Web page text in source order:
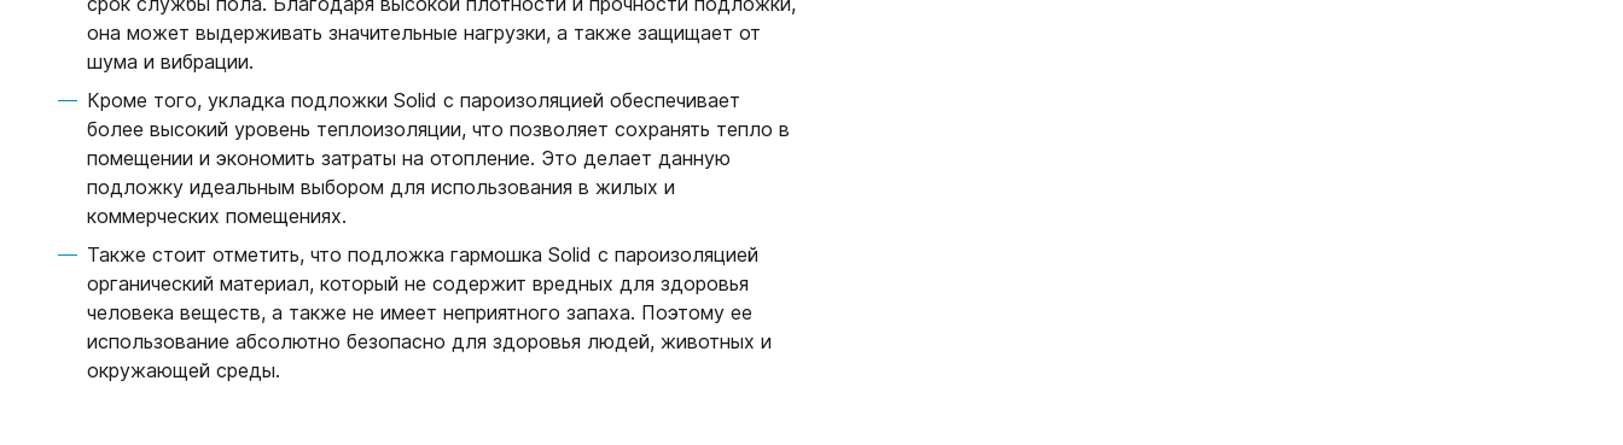
она может выдерживать значительные нагрузки, а также защищает от
шума и вибрации.
Кроме того, укладка подложки Solid с пароизоляцией обеспечивает
более высокий уровень теплоизоляции, что позволяет сохранять тепло в
помещении и экономить затраты на отопление. Это делает данную
подложку идеальным выбором для использования в жилых и
коммерческих помещениях.
Также стоит отметить, что подложка гармошка Solid с пароизоляцией
органический материал, который не содержит вредных для здоровья
человека веществ, а также не имеет неприятного запаха. Поэтому ее
использование абсолютно безопасно для здоровья людей, животных и
окружающей среды.